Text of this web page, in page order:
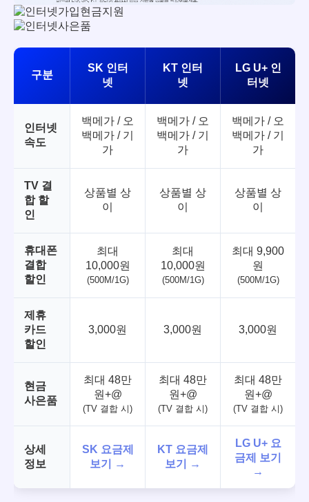
구분
SK 인터
넷
KT 인터
넷
LG U+ 인
터넷
인터넷
속도
백메가 / 오
백메가 / 기
가
백메가 / 오
백메가 / 기
가
백메가 / 오
백메가 / 기
가
TV 결
합 할
인
상품별 상
이
상품별 상
이
상품별 상
이
휴대폰
결합
할인
최대
10,000원
(500M/1G)
최대
10,000원
(500M/1G)
최대 9,900
원
(500M/1G)
제휴
카드
할인
3,000원 3,000원 3,000원
현금
사은품
최대 48만
원+@
(TV 결합 시)
최대 48만
원+@
(TV 결합 시)
최대 48만
원+@
(TV 결합 시)
상세
정보
SK 요금제
보기 →
KT 요금제
보기 →
LG U+ 요
금제 보기
→